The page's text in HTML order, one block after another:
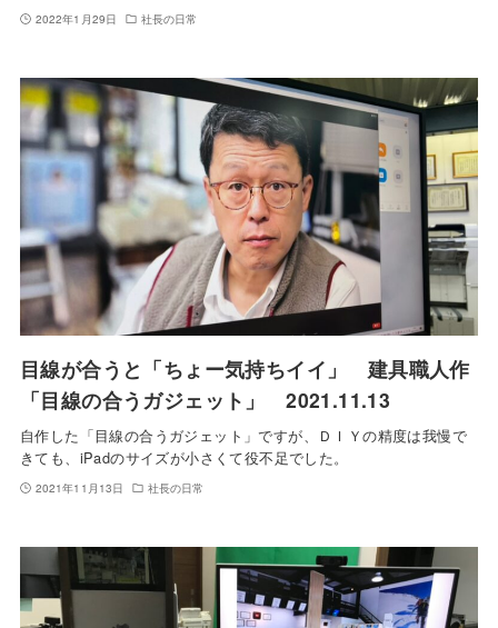
2022年1月29日 社長の日常
目線が合うと「ちょー気持ちイイ」 建具職人作
「目線の合うガジェット」 2021.11.13
自作した「目線の合うガジェット」ですが、ＤＩＹの精度は我慢で
きても、iPadのサイズが小さくて役不足でした。
2021年11月13日 社長の日常